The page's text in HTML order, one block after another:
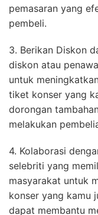
pemasaran yang
pembeli.
3. Berikan Diskon
diskon atau
untuk
tiket konser yang
dorongan
melakukan
4. Kolaborasi
selebriti yang
masyarakat untuk
konser yang kamu
dapat membantu